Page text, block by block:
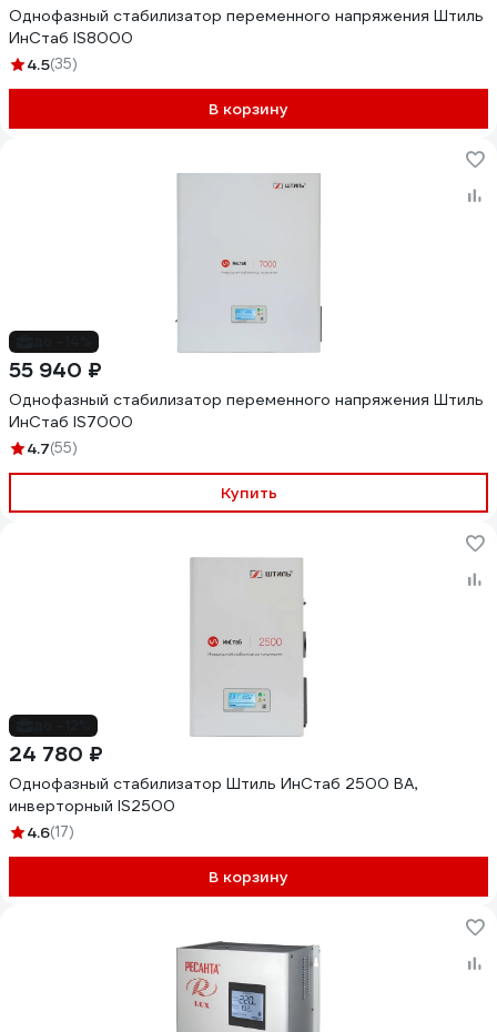
Однофазный стабилизатор переменного напряжения Штиль
ИнСтаб IS8000
4.5(35)
В корзину
55 940 ₽
Однофазный стабилизатор переменного напряжения Штиль
ИнСтаб IS7000
4.7(55)
Купить
24 780 ₽
Однофазный стабилизатор Штиль ИнСтаб 2500 ВА,
инверторный IS2500
4.6(17)
В корзину